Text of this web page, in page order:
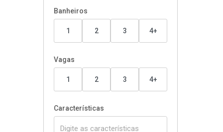
Banheiros
1 2 3 4+
Vagas
1 2 3 4+
Características